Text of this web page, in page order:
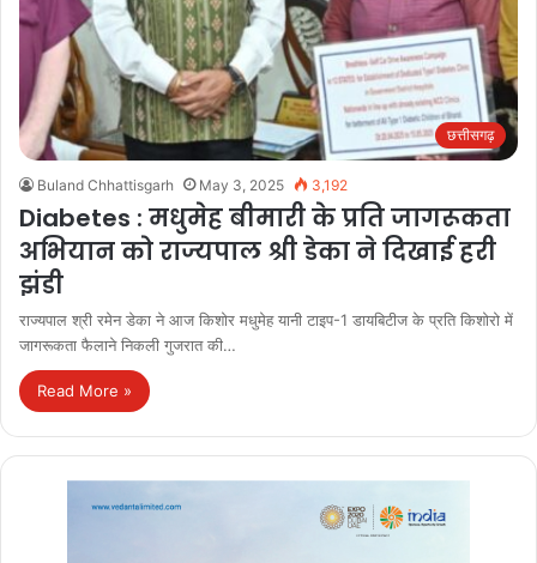
छत्तीसगढ़
Buland Chhattisgarh May 3, 2025 3,192
Diabetes : मधुमेह बीमारी के प्रति जागरूकता
अभियान को राज्यपाल श्री डेका ने दिखाई हरी
झंडी
राज्यपाल श्री रमेन डेका ने आज किशोर मधुमेह यानी टाइप-1 डायबिटीज के प्रति किशोरो में
जागरूकता फैलाने निकली गुजरात की…
Read More »